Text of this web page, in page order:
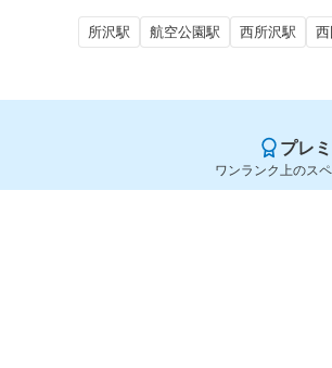
所沢駅 航空公園駅 西所沢駅
プレ
ワンランク上のス